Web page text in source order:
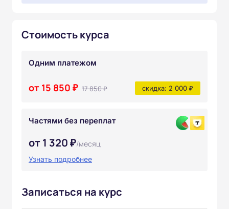
Стоимость курса
Одним платежом
от 15 850 ₽ 17 850 ₽ скидка: 2 000 ₽
Частями без переплат
от 1 320 ₽/месяц
Узнать подробнее
Записаться на курс